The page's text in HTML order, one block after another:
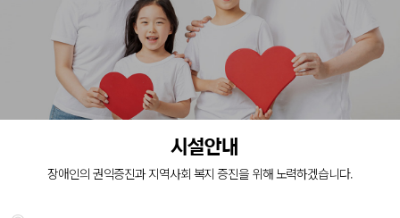
장애인의 복지증진
늘 처음의 마음으로 함께 하겠습니다.
시설안내
장애인의 권익증진과 지역사회 복지 증진을 위해 노력하겠습니다.